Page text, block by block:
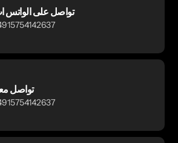
تواصل على الواتس
تواصل